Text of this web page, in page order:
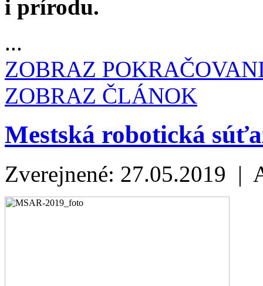
i prírodu.
...
ZOBRAZ
ZOBRAZ ČLÁNOK
Mestská robotická
Zverejnené: 27.05.2019 |